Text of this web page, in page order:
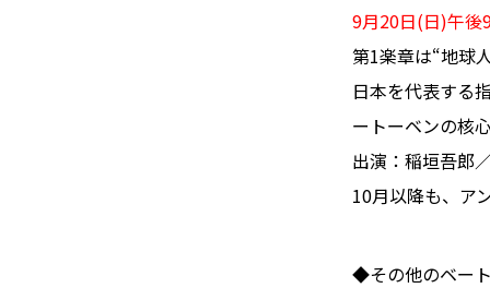
9月20日(日)午後
第1楽章は“地球
日本を代表する
ートーベンの核
出演：稲垣吾郎
10月以降も、ア
◆その他のベー